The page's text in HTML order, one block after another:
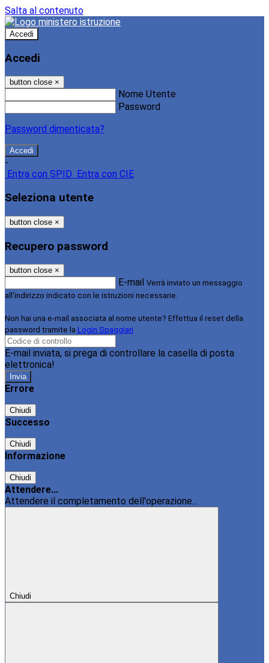
Salta al contenuto
Accedi
Accedi
button close ×
Nome Utente
Password
Password dimenticata?
-
Entra con SPID
Entra con CIE
Seleziona utente
button close ×
Recupero password
button close ×
E-mail Verrà inviato un messaggio
all'indirizzo indicato con le istruzioni necessarie.
Non hai una e-mail associata al nome utente? Effettua il reset della
password tramite la Login Spaggiari
E-mail inviata, si prega di controllare la casella di posta
elettronica!
Errore
Chiudi
Successo
Chiudi
Informazione
Chiudi
Attendere...
Attendere il completamento dell'operazione...
Chiudi